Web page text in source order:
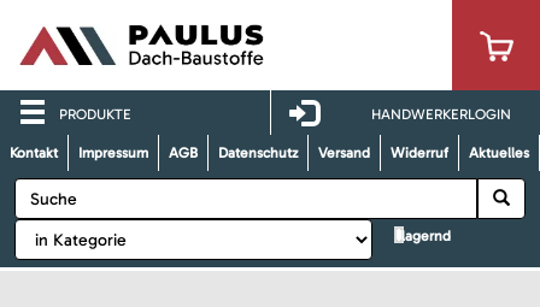
PRODUKTE HANDWERKERLOGIN
Kontakt Impressum AGB Datenschutz Versand Widerruf Aktuelles
lagernd